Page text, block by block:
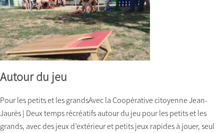
Autour du jeu
Pour les petits et les grandsAvec la Coopérative citoyenne Jean-
Jaurès | Deux temps récréatifs autour du jeu pour les petits et les
grands, avec des jeux d’extérieur et petits jeux rapides à jouer, seul